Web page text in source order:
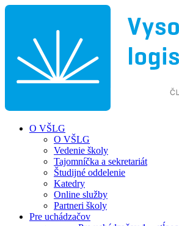
O VŠLG
O VŠLG
Vedenie školy
Tajomníčka a sekretariát
Študijné oddelenie
Katedry
Online služby
Partneri školy
Pre uchádzačov